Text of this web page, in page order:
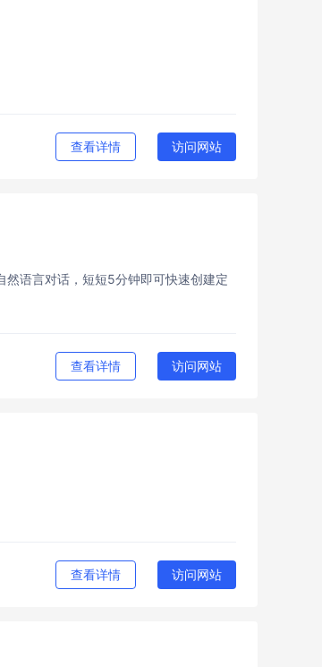
查看详情 访问网站
然语言对话，​​短短5分钟​​即可快速创建定
查看详情 访问网站
查看详情 访问网站